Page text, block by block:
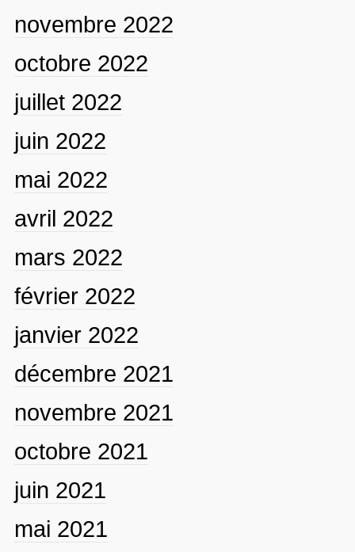
novembre 2022
octobre 2022
juillet 2022
juin 2022
mai 2022
avril 2022
mars 2022
février 2022
janvier 2022
décembre 2021
novembre 2021
octobre 2021
juin 2021
mai 2021